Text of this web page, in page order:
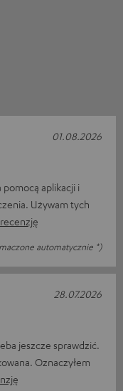
aplikacji i
Używam tych
automatycznie *)
01.08.2026
jeszcze sprawdzić.
Oznaczyłem
28.07.2026